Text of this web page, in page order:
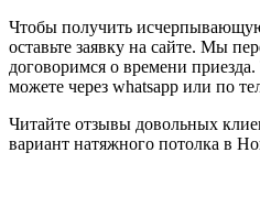
Чтобы получить
оставьте заявку на сайте. Мы
договоримся о времени
можете через whatsapp или по
Читайте отзывы довольных
вариант натяжного потолка в